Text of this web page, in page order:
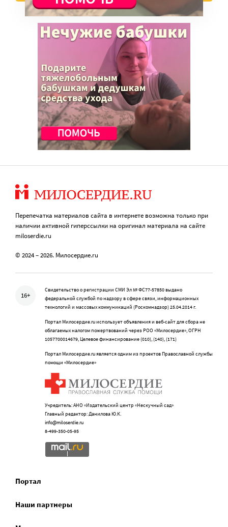
Перепечатка материалов сайта в интернете возможна только при
наличии активной гиперссылки на оригинал материала на сайте
miloserdie.ru
© 2024 – 2026. Милосердие.ru
16+
Свидетельство о регистрации СМИ Эл № ФС77-57850 выдано
федеральной службой по надзору в сфере связи, информационных
технологий и массовых коммуникаций (Роскомнадзор) 25.04.2014 г.
Портал Милосердие.ru использует объявления и веб-сайт для сбора не
облагаемых налогом пожертвований через РОО «Милосердие», ОГРН
1057700014679, Целевое финансирование (010), (140), (171)
Портал Милосердие.ru является одним из проектов Православной службы
помощи «Милосердие»
Учредитель: АНО «Издательский центр «Нескучный сад»
Главный редактор: Данилова Ю.К.
info@miloserdie.ru
8-499-350-05-95
Портал
Наши партнеры